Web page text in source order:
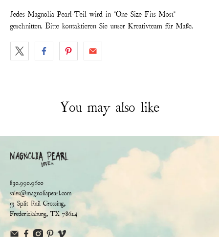
Jedes Magnolia Pearl-Teil wird in "One Size Fits Most"
geschnitten. Bitte kontaktieren Sie unser Kreativteam für Maße.
You may also like
830.990.9600
sales@magnoliapearl.com
53 Split Rail Crossing,
Fredericksburg, TX 78624